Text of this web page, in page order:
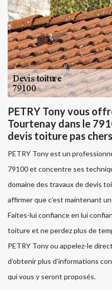
PETRY Tony vous
Tourtenay dans le
devis toiture pas
PETRY Tony est un
79100 et concentre ses
domaine des travaux de devis
affirmer que c’est maintenant
Faites-lui confiance en lui
toiture et ne perdez plus de
PETRY Tony ou appelez-le
d’obtenir plus d’informations
qui vous y seront proposés.